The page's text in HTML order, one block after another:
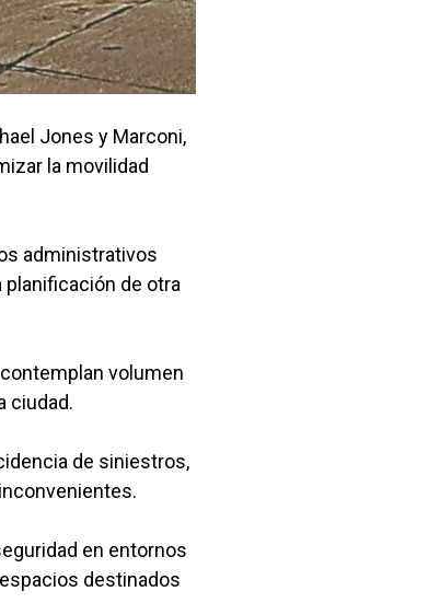
Jones y Marconi,
la movilidad
administrativos
de otra
volumen
ciudad.
de siniestros,
en entornos
destinados